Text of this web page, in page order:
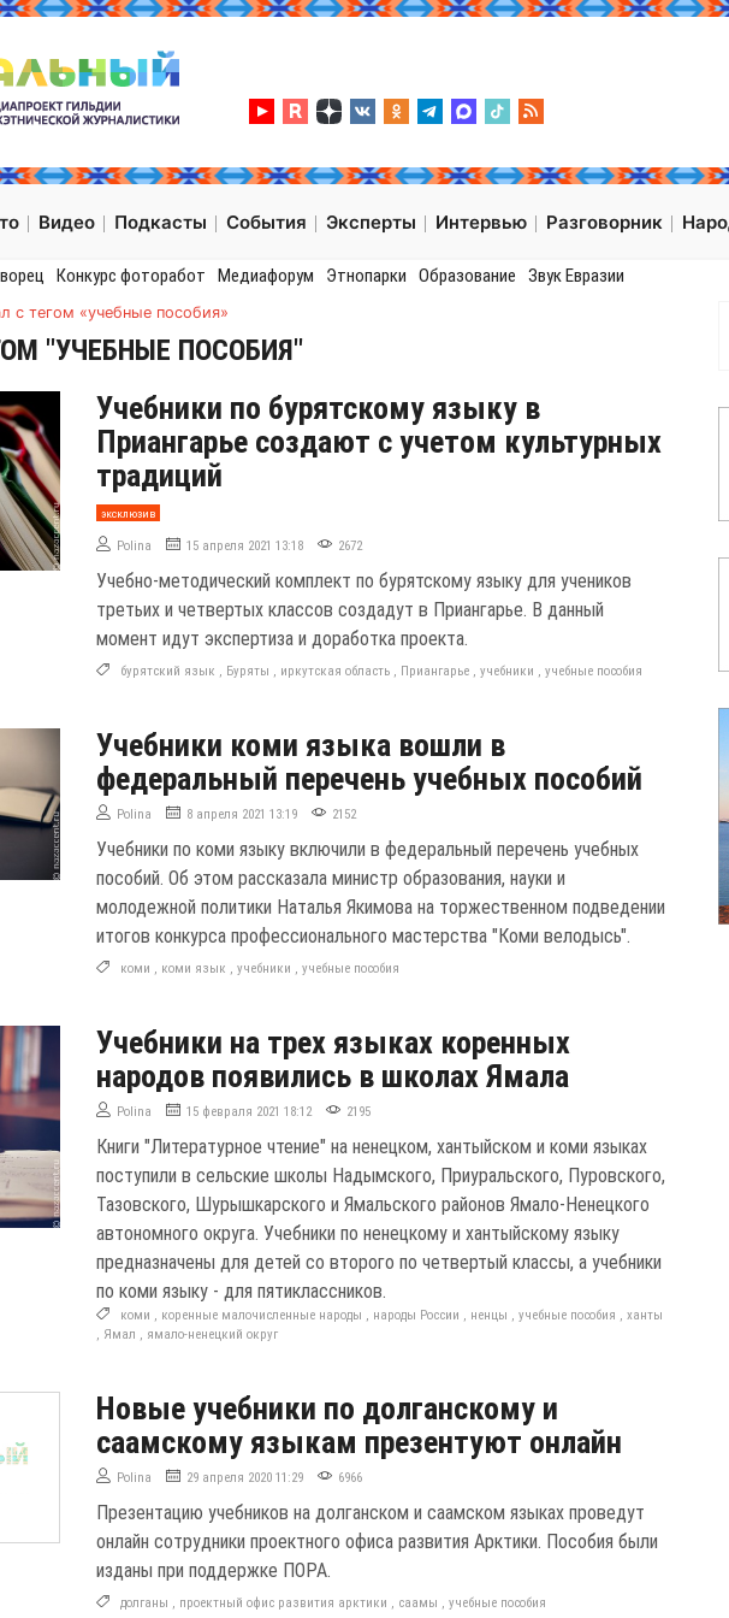
Видео Подкасты События Эксперты Интервью Разговорник
Конкурс фоторабот Медиафорум Этнопарки Образование Звук Евразии
с тегом «учебные пособия»
"УЧЕБНЫЕ ПОСОБИЯ"
Учебники по бурятскому языку в
Приангарье создают с учетом культурных
традиций
эксклюзив
Polina 15 апреля 2021 13:18 2672
Учебно-методический комплект по бурятскому языку для учеников
третьих и четвертых классов создадут в Приангарье. В данный
момент идут экспертиза и доработка проекта.
бурятский язык , Буряты , иркутская область , Приангарье ,учебники ,учебные пособия
Учебники коми языка вошли в
федеральный перечень учебных пособий
Polina 8 апреля 2021 13:19 2152
Учебники по коми языку включили в федеральный перечень учебных
пособий. Об этом рассказала министр образования, науки и
молодежной политики Наталья Якимова на торжественном подведении
итогов конкурса профессионального мастерства "Коми велодысь".
коми , коми язык ,учебники ,учебные пособия
Учебники на трех языках коренных
народов появились в школах Ямала
Polina 15 февраля 2021 18:12 2195
Книги "Литературное чтение" на ненецком, хантыйском и коми языках
поступили в сельские школы Надымского, Приуральского, Пуровского,
Тазовского, Шурышкарского и Ямальского районов Ямало-Ненецкого
автономного округа. Учебники по ненецкому и хантыйскому языку
предназначены для детей со второго по четвертый классы, а учебники
по коми языку - для пятиклассников.
коми , коренные малочисленные народы , народы России , ненцы ,учебные пособия ,ханты
, Ямал , ямало-ненецкий округ
Новые учебники по долганскому и
саамскому языкам презентуют онлайн
Polina 29 апреля 2020 11:29 6966
Презентацию учебников на долганском и саамском языках проведут
онлайн сотрудники проектного офиса развития Арктики. Пособия были
изданы при поддержке ПОРА.
долганы , проектный офис развития арктики , саамы ,учебные пособия